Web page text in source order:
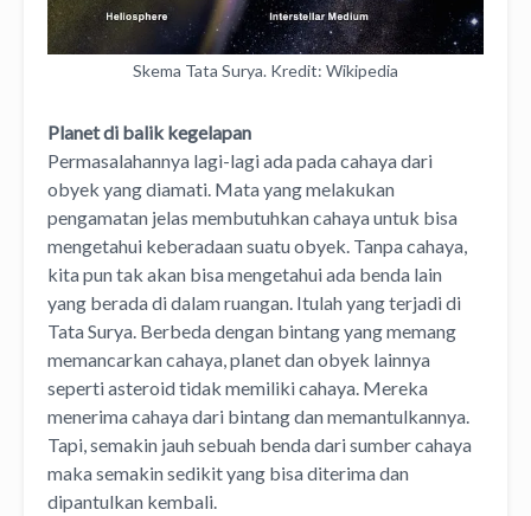
Skema Tata Surya. Kredit: Wikipedia
Planet di balik kegelapan
Permasalahannya lagi-lagi ada pada cahaya dari
obyek yang diamati. Mata yang melakukan
pengamatan jelas membutuhkan cahaya untuk bisa
mengetahui keberadaan suatu obyek. Tanpa cahaya,
kita pun tak akan bisa mengetahui ada benda lain
yang berada di dalam ruangan. Itulah yang terjadi di
Tata Surya. Berbeda dengan bintang yang memang
memancarkan cahaya, planet dan obyek lainnya
seperti asteroid tidak memiliki cahaya. Mereka
menerima cahaya dari bintang dan memantulkannya.
Tapi, semakin jauh sebuah benda dari sumber cahaya
maka semakin sedikit yang bisa diterima dan
dipantulkan kembali.